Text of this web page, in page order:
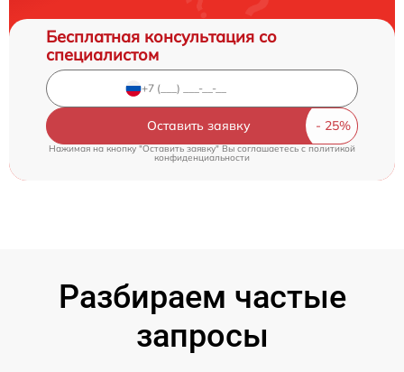
Бесплатная консультация со
специалистом
Оставить заявку
Нажимая на кнопку "Оставить заявку" Вы соглашаетесь cполитикой
конфиденциальности
Разбираем частые
запросы